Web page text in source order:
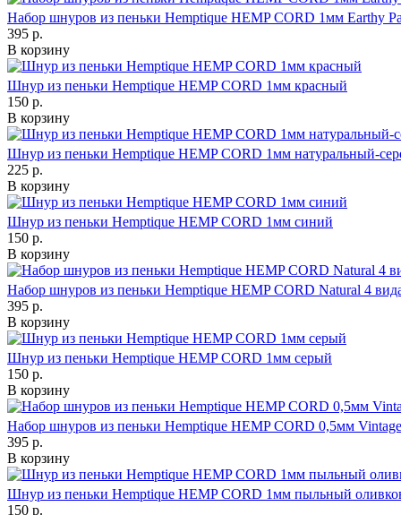
Набор шнуров из пеньки Hemptique HEMP CORD 1мм Earthy
395 р.
В корзину
Шнур из пеньки Hemptique HEMP CORD 1мм красный
150 р.
В корзину
Шнур из пеньки Hemptique HEMP CORD 1мм натуральный-
225 р.
В корзину
Шнур из пеньки Hemptique HEMP CORD 1мм синий
150 р.
В корзину
Набор шнуров из пеньки Hemptique HEMP CORD Natural 4
395 р.
В корзину
Шнур из пеньки Hemptique HEMP CORD 1мм серый
150 р.
В корзину
Набор шнуров из пеньки Hemptique HEMP CORD 0,5мм Vintage
395 р.
В корзину
Шнур из пеньки Hemptique HEMP CORD 1мм пыльный
150 р.